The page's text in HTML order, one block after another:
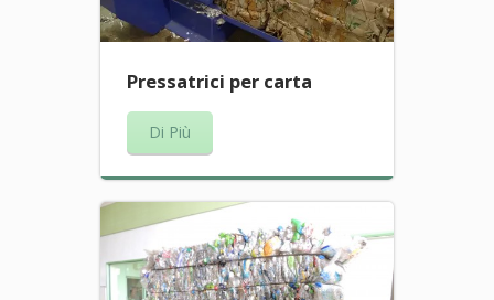
Pressatrici per carta
Di Più